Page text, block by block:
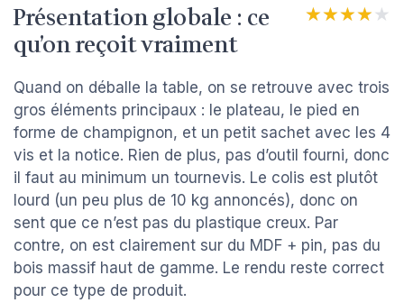
Présentation globale : ce
qu’on reçoit vraiment
★★★★★
★★★★★
Quand on déballe la table, on se retrouve avec trois
gros éléments principaux : le plateau, le pied en
forme de champignon, et un petit sachet avec les 4
vis et la notice. Rien de plus, pas d’outil fourni, donc
il faut au minimum un tournevis. Le colis est plutôt
lourd (un peu plus de 10 kg annoncés), donc on
sent que ce n’est pas du plastique creux. Par
contre, on est clairement sur du MDF + pin, pas du
bois massif haut de gamme. Le rendu reste correct
pour ce type de produit.